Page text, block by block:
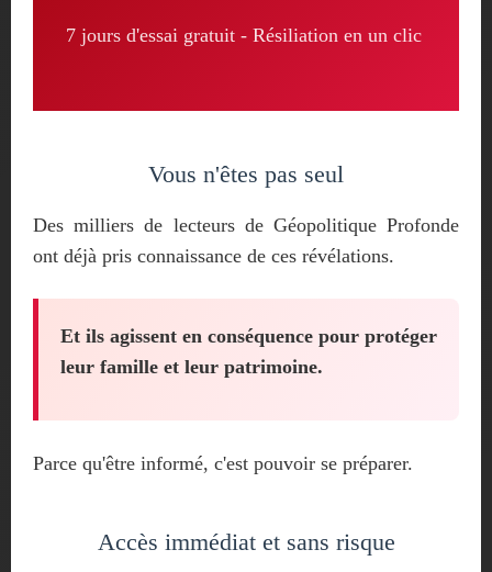
7 jours d'essai gratuit - Résiliation en un clic
Vous n'êtes pas seul
Des milliers de lecteurs de Géopolitique Profonde
ont déjà pris connaissance de ces révélations.
Et ils agissent en conséquence pour protéger
leur famille et leur patrimoine.
Parce qu'être informé, c'est pouvoir se préparer.
Accès immédiat et sans risque